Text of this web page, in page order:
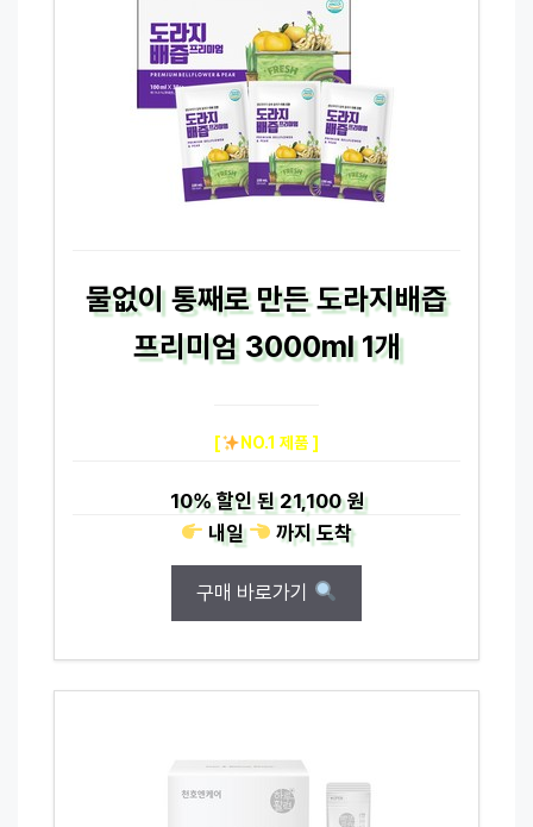
물없이 통째로 만든 도라지배즙
프리미엄 3000ml 1개
[ NO.1 제품 ]
10%할인 된21,100 원
내일
까지도착
구매 바로가기